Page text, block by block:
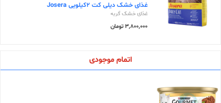
غذای خشک دیلی کت 2کیلویی Josera
غذای خشک گربه
3,800,000 تومان
اتمام موجودی